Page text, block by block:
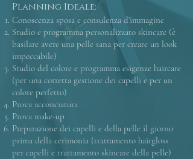
Planning Ideale:
Conoscenza sposa e consulenza d’immagine
Studio e programma personalizzato skincare (è
basilare avere una pelle sana per creare un look
impeccabile)
Studio del colore e programma esigenze haircare
(per una corretta gestione dei capelli e per un
colore perfetto)
Prova acconciatura
Prova make-up
Preparazione dei capelli e della pelle il giorno
prima della cerimonia (trattamento hairgloss
per capelli e trattamento skincare della pelle)